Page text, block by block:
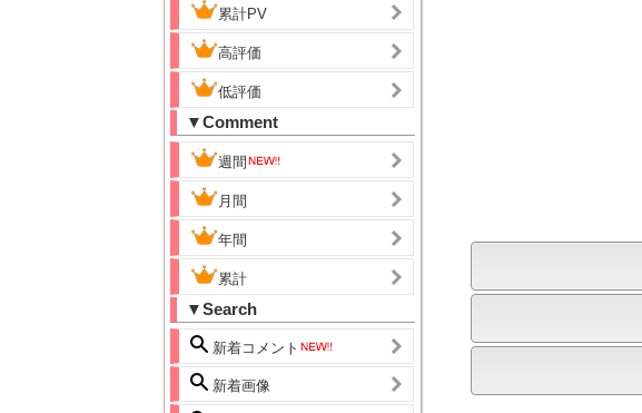
累計PV
高評価
低評価
▼Comment
週間
月間
年間
累計
▼Search
新着コメント
新着画像